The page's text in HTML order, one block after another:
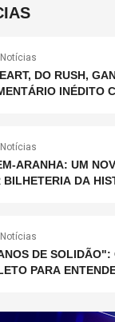
DO RUSH,
INÉDITO
ARANHA: UM
BILHETERIA DA
DE SOLIDÃO":
PARA